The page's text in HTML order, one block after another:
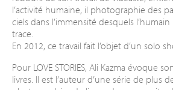
l’activité humaine, il photographie des
ciels dans l’immensité desquels l’humain
trace.
En 2012, ce travail fait l’objet d’un solo
Pour LOVE STORIES, Ali Kazma évoque
livres. Il est l’auteur d’une série de plus